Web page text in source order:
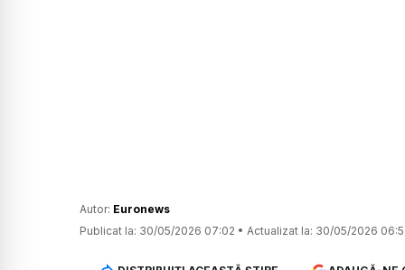
Autor: Euronews
Publicat la: 30/05/2026 07:02 • Actualizat la: 30/05/2026